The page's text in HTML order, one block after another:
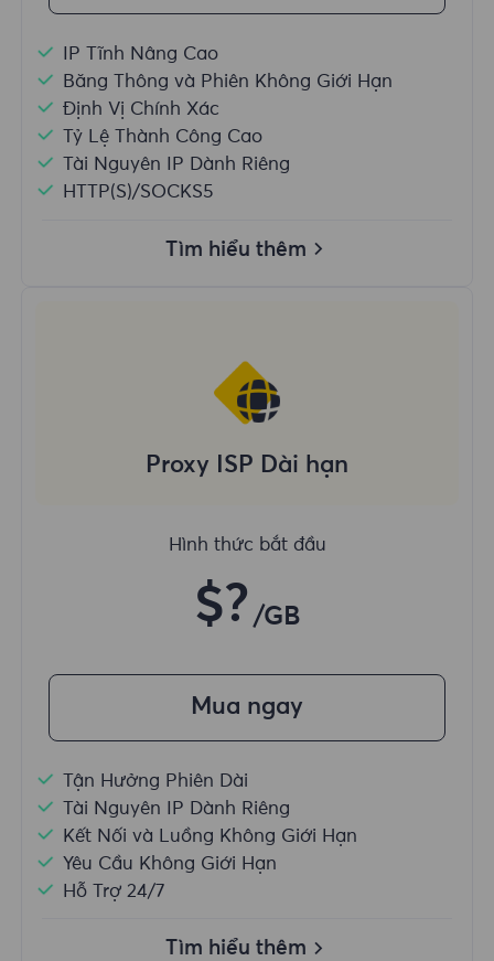
IP Tĩnh Nâng Cao
Băng Thông và Phiên Không Giới Hạn
Định Vị Chính Xác
Tỷ Lệ Thành Công Cao
Tài Nguyên IP Dành Riêng
HTTP(S)/SOCKS5
Tìm hiểu thêm
Proxy ISP Dài hạn
Hình thức bắt đầu
$? /GB
Mua ngay
Tận Hưởng Phiên Dài
Tài Nguyên IP Dành Riêng
Kết Nối và Luồng Không Giới Hạn
Yêu Cầu Không Giới Hạn
Hỗ Trợ 24/7
Tìm hiểu thêm